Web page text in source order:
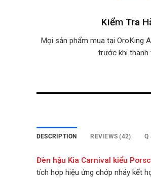
Kiểm Tra
Mọi sản phẩm mua tại OroKing
trước khi thanh
DESCRIPTION REVIEWS (42) Q
Đèn hậu Kia Carnival kiểu
tích hợp hiệu ứng chớp nháy kết